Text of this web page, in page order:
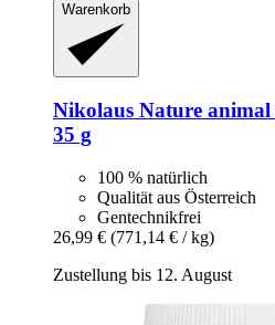
Warenkorb
Nikolaus Nature animal
35 g
100 % natürlich
Qualität aus Österreich
Gentechnikfrei
26,99 € (771,14 € / kg)
Zustellung bis 12. August